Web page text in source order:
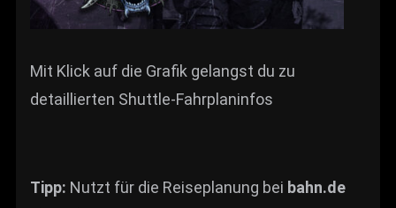
Mit Klick auf die Grafik gelangst du zu
detaillierten Shuttle-Fahrplaninfos
Tipp: Nutzt für die Reiseplanung bei bahn.de